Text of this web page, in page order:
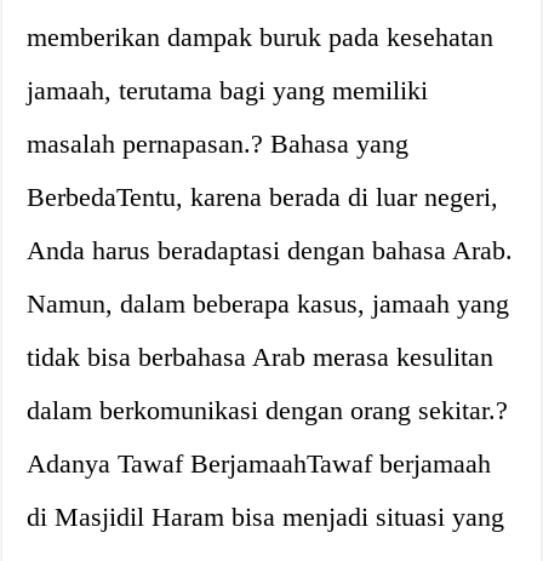
memberikan dampak buruk pada kesehatan
jamaah, terutama bagi yang memiliki
masalah pernapasan.? Bahasa yang
BerbedaTentu, karena berada di luar negeri,
Anda harus beradaptasi dengan bahasa Arab.
Namun, dalam beberapa kasus, jamaah yang
tidak bisa berbahasa Arab merasa kesulitan
dalam berkomunikasi dengan orang sekitar.?
Adanya Tawaf BerjamaahTawaf berjamaah
di Masjidil Haram bisa menjadi situasi yang